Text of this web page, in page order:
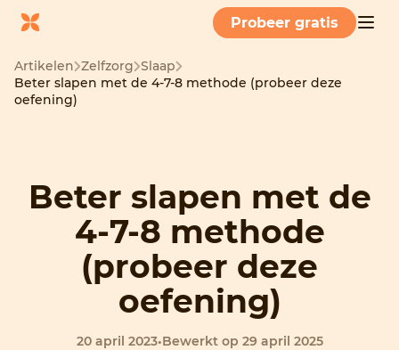
Probeer gratis
Artikelen Zelfzorg Slaap
Beter slapen met de 4-7-8 methode (probeer deze
oefening)
Beter slapen met de
4-7-8 methode
(probeer deze
oefening)
20 april 2023•Bewerkt op 29 april 2025